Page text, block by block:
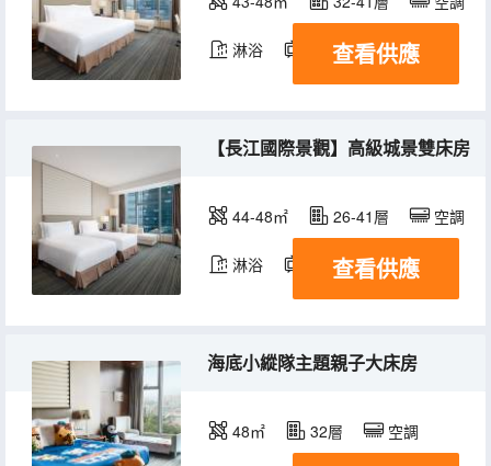
淋浴 電視機 冰箱
查看供應
【長江國際景觀】高級城景雙床房
44-48㎡ 26-41層 空調
淋浴 電視機 冰箱
查看供應
海底小縱隊主題親子大床房
48㎡ 32層 空調